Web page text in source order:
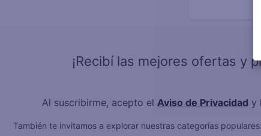
¡Recibí las mejores ofertas y
Al suscribirme, acepto el Aviso de Privacidad y
También te invitamos a explorar nuestras categorías populares: